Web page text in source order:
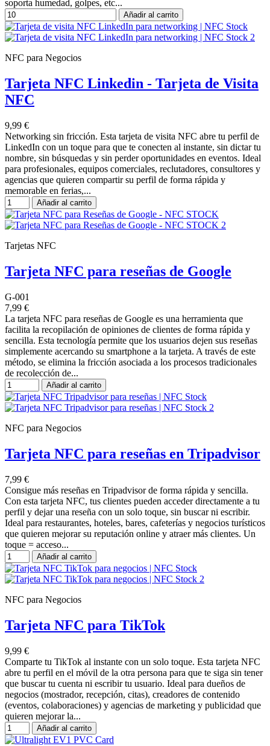
soporta humedad, golpes, etc...
Añadir al carrito
NFC para Negocios
Tarjeta NFC Linkedin - Tarjeta de Visita
NFC
9,99 €
Networking sin fricción. Esta tarjeta de visita NFC abre tu perfil de
LinkedIn con un toque para que te conecten al instante, sin dictar tu
nombre, sin búsquedas y sin perder oportunidades en eventos. Ideal
para profesionales, equipos comerciales, reclutadores, consultores y
agencias que quieren compartir su perfil de forma rápida y
memorable en ferias,...
Añadir al carrito
Tarjetas NFC
Tarjeta NFC para reseñas de Google
G-001
7,99 €
La tarjeta NFC para reseñas de Google es una herramienta que
facilita la recopilación de opiniones de clientes de forma rápida y
sencilla. Esta tecnología permite que los usuarios dejen sus reseñas
simplemente acercando su smartphone a la tarjeta. A través de este
método, se elimina la fricción asociada a los procesos tradicionales
de recolección de...
Añadir al carrito
NFC para Negocios
Tarjeta NFC para reseñas en Tripadvisor
7,99 €
Consigue más reseñas en Tripadvisor de forma rápida y sencilla.
Con esta tarjeta NFC, tus clientes pueden acceder directamente a tu
perfil y dejar una reseña con un solo toque, sin buscar ni escribir.
Ideal para restaurantes, hoteles, bares, cafeterías y negocios turísticos
que quieren mejorar su reputación online y atraer más clientes. Un
toque = acceso...
Añadir al carrito
NFC para Negocios
Tarjeta NFC para TikTok
9,99 €
Comparte tu TikTok al instante con un solo toque. Esta tarjeta NFC
abre tu perfil en el móvil de la otra persona para que te siga sin tener
que buscar tu cuenta ni escribir tu usuario. Ideal para dueños de
negocios (mostrador, recepción, citas), creadores de contenido
(eventos, colaboraciones) y agencias de marketing y publicidad que
quieren mejorar la...
Añadir al carrito